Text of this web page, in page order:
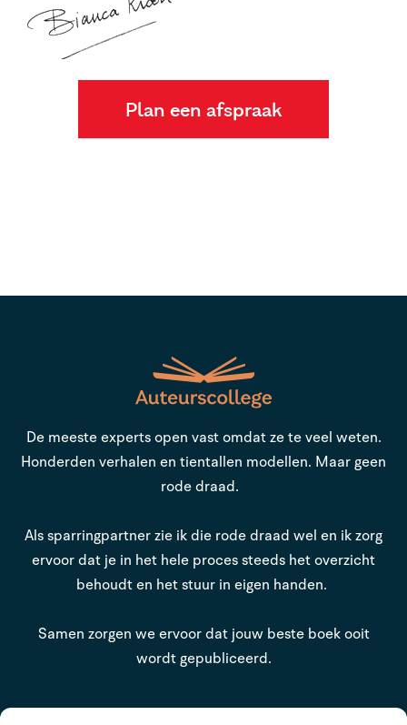
Plan een afspraak
De meeste experts open vast omdat ze te veel weten.
Honderden verhalen en tientallen modellen. Maar geen
rode draad.
Als sparringpartner zie ik die rode draad wel en ik zorg
ervoor dat je in het hele proces steeds het overzicht
behoudt en het stuur in eigen handen.
Samen zorgen we ervoor dat jouw beste boek ooit
wordt gepubliceerd.